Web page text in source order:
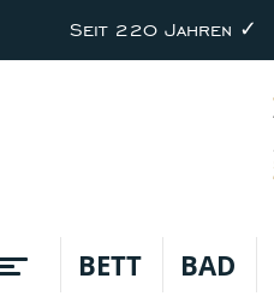
Seit 220 Jahren ✓
BETT BAD